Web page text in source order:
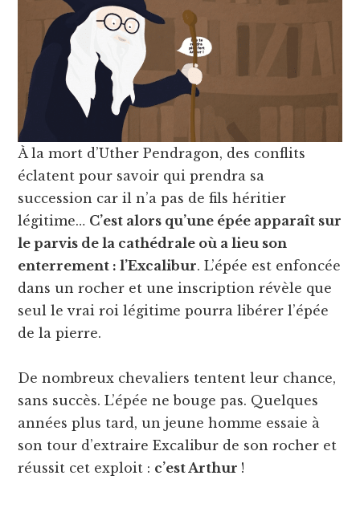
À la mort d’Uther Pendragon, des conflits
éclatent pour savoir qui prendra sa
succession car il n’a pas de fils héritier
légitime… C’est alors qu’une épée apparaît sur
le parvis de la cathédrale où a lieu son
enterrement : l’Excalibur. L’épée est enfoncée
dans un rocher et une inscription révèle que
seul le vrai roi légitime pourra libérer l’épée
de la pierre.
De nombreux chevaliers tentent leur chance,
sans succès. L’épée ne bouge pas. Quelques
années plus tard, un jeune homme essaie à
son tour d’extraire Excalibur de son rocher et
réussit cet exploit : c’est Arthur !